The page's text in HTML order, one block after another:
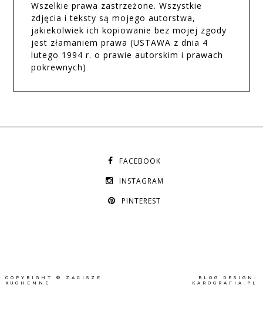
Wszelkie prawa zastrzeżone. Wszystkie
zdjęcia i teksty są mojego autorstwa,
jakiekolwiek ich kopiowanie bez mojej zgody
jest złamaniem prawa (USTAWA z dnia 4
lutego 1994 r. o prawie autorskim i prawach
pokrewnych)
FACEBOOK
INSTAGRAM
PINTEREST
COPYRIGHT ©
ZACISZE
KUCHENNE
BLOG DESIGN:
KAROGRAFIA.PL